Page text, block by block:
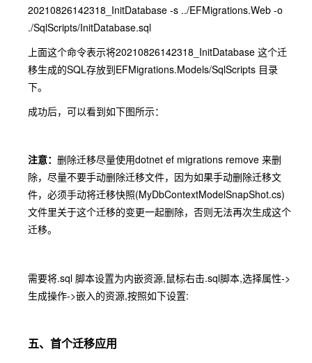
20210826142318_InitDatabase -s ../EFMigrations.Web -o
./SqlScripts/InitDatabase.sql
上面这个命令表示将20210826142318_InitDatabase 这个迁
移生成的SQL存放到EFMigrations.Models/SqlScripts 目录
下。
成功后，可以看到如下图所示：
注意： 删除迁移尽量使用dotnet ef migrations remove 来删
除，尽量不要手动删除迁移文件，因为如果手动删除迁移文
件，必须手动将迁移快照(MyDbContextModelSnapShot.cs)
文件里关于这个迁移的变更一起删除，否则无法再次生成这个
迁移。
需要将.sql 脚本设置为内嵌资源,鼠标右击.sql脚本,选择属性->
生成操作->嵌入的资源,按照如下设置:
五、首个迁移应用